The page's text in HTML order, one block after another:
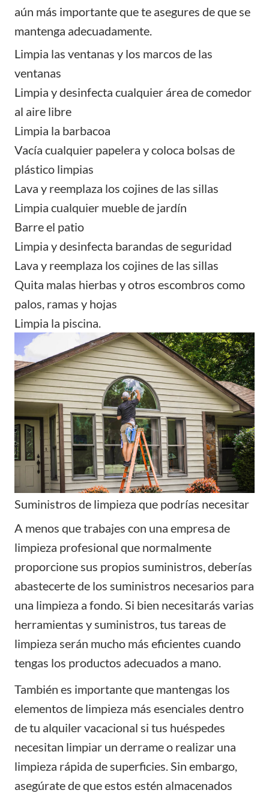
aún más importante que te asegures de que se
mantenga adecuadamente.
Limpia las ventanas y los marcos de las
ventanas
Limpia y desinfecta cualquier área de comedor
al aire libre
Limpia la barbacoa
Vacía cualquier papelera y coloca bolsas de
plástico limpias
Lava y reemplaza los cojines de las sillas
Limpia cualquier mueble de jardín
Barre el patio
Limpia y desinfecta barandas de seguridad
Lava y reemplaza los cojines de las sillas
Quita malas hierbas y otros escombros como
palos, ramas y hojas
Limpia la piscina.
Suministros de limpieza que podrías necesitar
A menos que trabajes con una empresa de
limpieza profesional que normalmente
proporcione sus propios suministros, deberías
abastecerte de los suministros necesarios para
una limpieza a fondo. Si bien necesitarás varias
herramientas y suministros, tus tareas de
limpieza serán mucho más eficientes cuando
tengas los productos adecuados a mano.
También es importante que mantengas los
elementos de limpieza más esenciales dentro
de tu alquiler vacacional si tus huéspedes
necesitan limpiar un derrame o realizar una
limpieza rápida de superficies. Sin embargo,
asegúrate de que estos estén almacenados